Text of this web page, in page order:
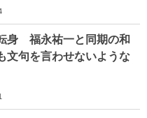
身 福永祐一と同期の和
文句を言わせないような